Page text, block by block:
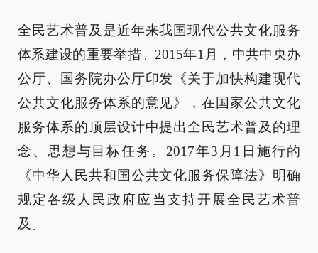
全民艺术普及是近年来我国现代公共文化服务
体系建设的重要举措。2015年1月，中共中央办
公厅、国务院办公厅印发《关于加快构建现代
公共文化服务体系的意见》，在国家公共文化
服务体系的顶层设计中提出全民艺术普及的理
念、思想与目标任务。2017年3月1日施行的
《中华人民共和国公共文化服务保障法》明确
规定各级人民政府应当支持开展全民艺术普
及。